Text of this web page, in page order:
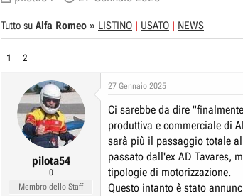
r
e
e
a
t
I
n
i
o
Tutto su Alfa Romeo » LISTINO USATO NEWS
1 2
pilota54
0
Membro dello Staff
27 Gennaio 2025
Ci sarebbe da dire
produttiva e commerciale di
sarà più il passaggio totale
passato dall'ex AD Tavares,
tipologie di motorizzazione.
Questo intanto è stato